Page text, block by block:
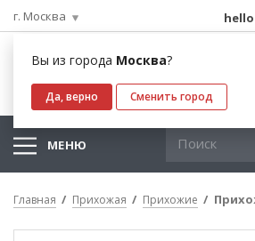
г. Москва
Вы из города Москва?
Да, верно Сменить город
МЕНЮ
Главная Прихожая Прихожие